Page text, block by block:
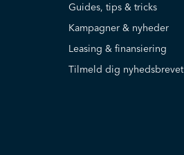
Guides, tips & tricks
Kampagner & nyheder
Leasing & finansiering
Tilmeld dig nyhedsbrevet